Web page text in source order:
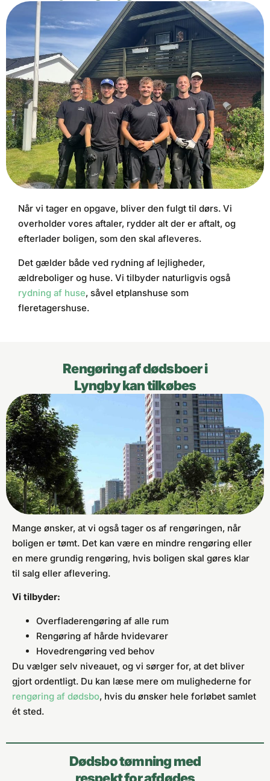
Når vi tager en opgave, bliver den fulgt til dørs. Vi
overholder vores aftaler, rydder alt der er aftalt, og
efterlader boligen, som den skal afleveres.
Det gælder både ved rydning af lejligheder,
ældreboliger og huse. Vi tilbyder naturligvis også
rydning af huse, såvel etplanshuse som
fleretagershuse.
Rengøring af dødsboer i
Lyngby kan tilkøbes
Mange ønsker, at vi også tager os af rengøringen, når
boligen er tømt. Det kan være en mindre rengøring eller
en mere grundig rengøring, hvis boligen skal gøres klar
til salg eller aflevering.
Vi tilbyder:
Overfladerengøring af alle rum
Rengøring af hårde hvidevarer
Hovedrengøring ved behov
Du vælger selv niveauet, og vi sørger for, at det bliver
gjort ordentligt. Du kan læse mere om mulighederne for
rengøring af dødsbo, hvis du ønsker hele forløbet samlet
ét sted.
Dødsbo tømning med